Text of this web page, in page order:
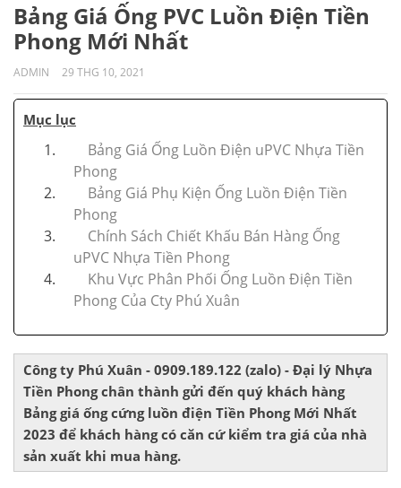
Bảng Giá Ống PVC Luồn Điện Tiền
Phong Mới Nhất
ADMIN 29 THG 10, 2021
Mục lục
Bảng Giá Ống Luồn Điện uPVC Nhựa Tiền
Phong
Bảng Giá Phụ Kiện Ống Luồn Điện Tiền
Phong
Chính Sách Chiết Khấu Bán Hàng Ống
uPVC Nhựa Tiền Phong
Khu Vực Phân Phối Ống Luồn Điện Tiền
Phong Của Cty Phú Xuân
Công ty Phú Xuân - 0909.189.122 (zalo) - Đại lý Nhựa
Tiền Phong chân thành gửi đến quý khách hàng
Bảng giá ống cứng luồn điện Tiền Phong Mới Nhất
2023 để khách hàng có căn cứ kiểm tra giá của nhà
sản xuất khi mua hàng.